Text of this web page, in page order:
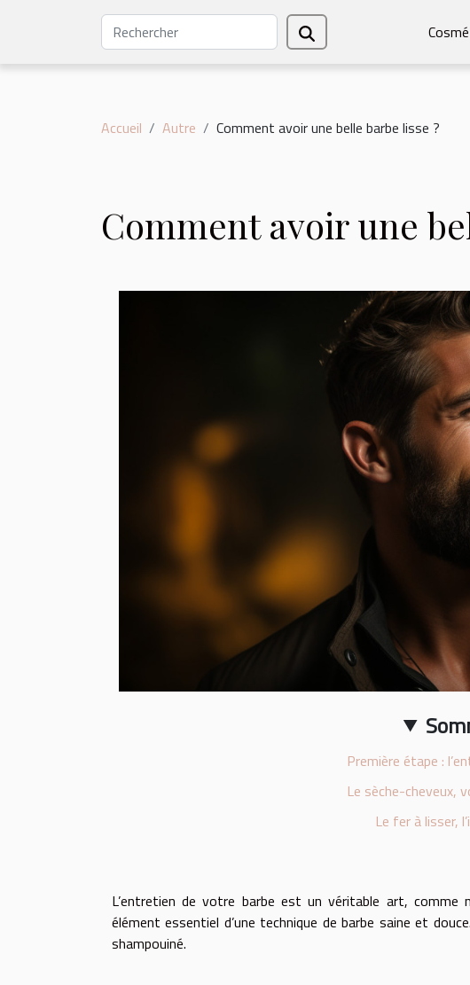
Accueil Autre Comment avoir une belle barbe lisse ?
Comment avoir une
Première étape :
Le sèche-cheveux,
Le fer à lisser,
L’entretien de votre barbe est un véritable art, comme
élément essentiel d’une technique de barbe saine et
shampouiné.